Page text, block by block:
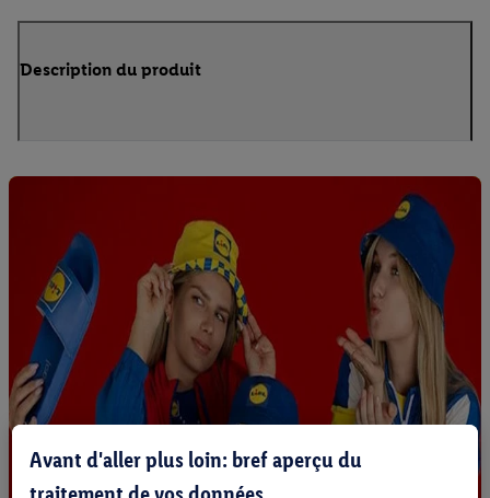
Description du produit
Avant d'aller plus loin: bref aperçu du